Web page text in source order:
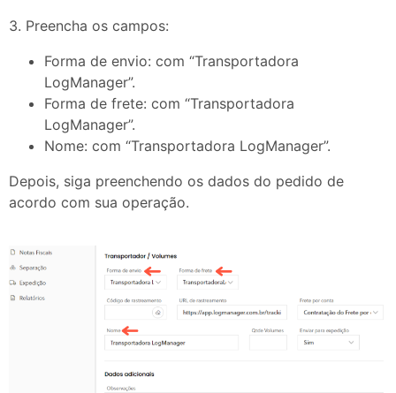
3. Preencha os campos:
Forma de envio: com “Transportadora
LogManager”.
Forma de frete: com “Transportadora
LogManager”.
Nome: com “Transportadora LogManager”.
Depois, siga preenchendo os dados do pedido de
acordo com sua operação.